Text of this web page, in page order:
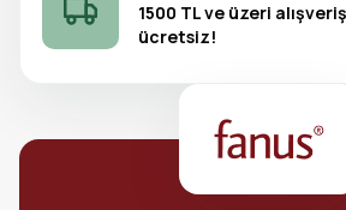
1500 TL ve üzeri
ücretsiz!